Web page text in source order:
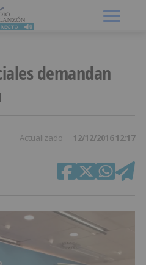
demandan
Actualizado 12/12/2016 12:17